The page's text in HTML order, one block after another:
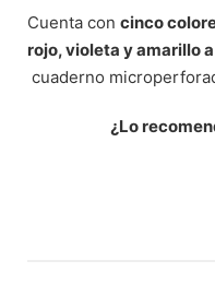
Cuenta con cinco
rojo, violeta y amarillo
cuaderno
¿Lo